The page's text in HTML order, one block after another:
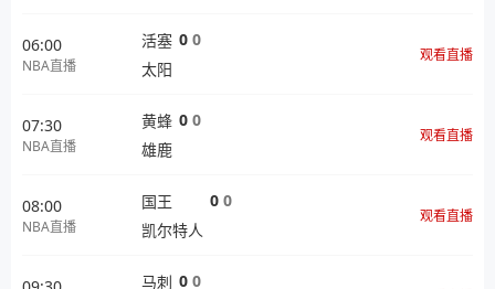
06:00
NBA直播
活塞
太阳
0 0
观看直播
07:30
NBA直播
黄蜂
雄鹿
0 0
观看直播
08:00
NBA直播
国王
凯尔特人
0 0
观看直播
马刺 0 0